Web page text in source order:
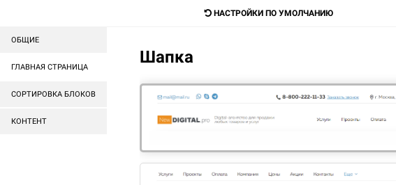
НАСТРОЙКИ ПО УМОЛЧАНИЮ
ОБЩИЕ
ГЛАВНАЯ СТРАНИЦА
СОРТИРОВКА БЛОКОВ
КОНТЕНТ
Шапка
ГОТОВЫЕ САЙТЫ ГОТОВЫЕ МАГАЗИНЫ CRM-СИСТЕМЫ
ОФИСНЫЕ ПРОГРАММЫ